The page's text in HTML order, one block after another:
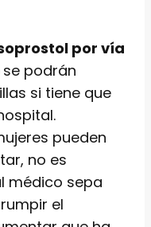
por vía
se podrán
si tiene que
pueden
no es
médico sepa
el